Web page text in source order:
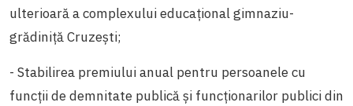
ulterioară a complexului educațional gimnaziu-
grădiniță Cruzești;
- Stabilirea premiului anual pentru persoanele cu
funcții de demnitate publică și funcţionarilor publici din